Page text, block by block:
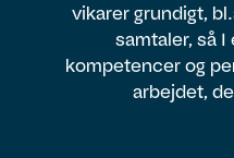
vikarer grundigt,
samtaler, så
kompetencer og
arbejdet,